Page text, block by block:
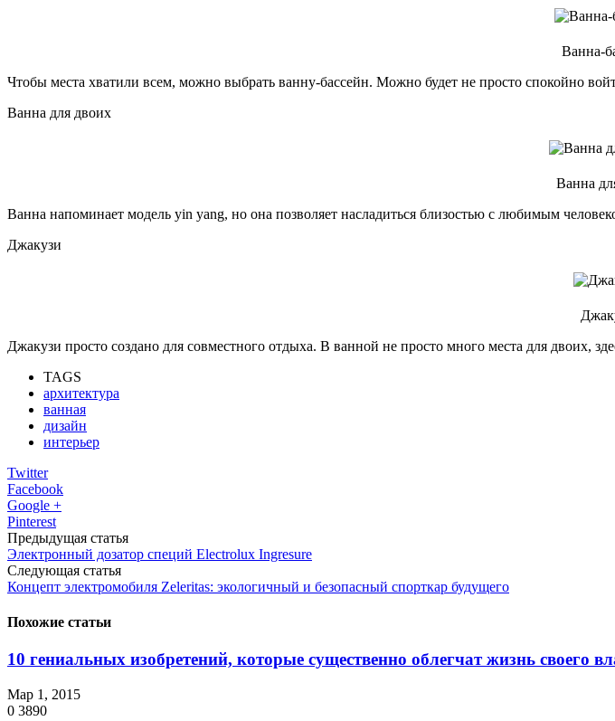
Ванна-
Чтобы места хватили всем, можно выбрать ванну-бассейн. Можно будет не просто спокойно
Ванна для двоих
Ванна
Ванна напоминает модель yin yang, но она позволяет насладиться близостью с любимым
Джакузи
Джакузи просто создано для совместного отдыха. В ванной не просто много места для двоих,
TAGS
архитектура
ванная
дизайн
интерьер
Twitter
Facebook
Google +
Pinterest
Предыдущая статья
Электронный дозатор специй Electrolux Ingresure
Следующая статья
Концепт электромобиля Zeleritas: экологичный и безопасный спорткар будущего
Похожие статьи
10 гениальных изобретений, которые существенно облегчат жизнь своего
Мар 1, 2015
0 3890